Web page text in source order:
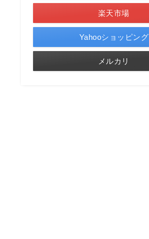
楽天市場
Yahooショッピング
メルカリ